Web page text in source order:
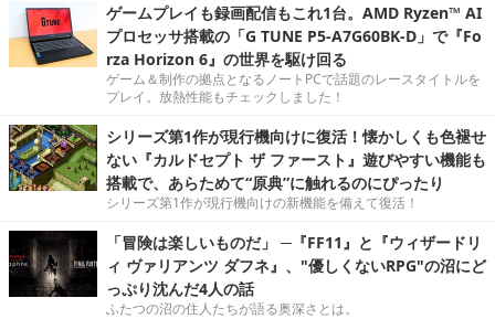
ゲームプレイも録画配信もこれ1台。AMD Ryzen™ AI
プロセッサ搭載の「G TUNE P5-A7G60BK-D」で『Fo
rza Horizon 6』の世界を駆け回る
ゲーム＆制作の拠点となるノートPCで話題のレースタイトルを
プレイ。放熱性能もチェックしました！
シリーズ第1作が現行機向けに復活！懐かしくも色褪せ
ない『カルドセプト ザ ファースト』遊びやすい機能も
搭載で、あらためて“原典”に触れるのにぴったり
シリーズ第1作が現行機向けの新機能を備えて復活！
「冒険は楽しいものだ」 ─『FF11』と『ウィザードリ
ィ ヴァリアンツ ダフネ』、"優しくないRPG"の沼にど
っぷり沈んだ4人の話
ふたつの沼の住人たちが語る奥深さとは。